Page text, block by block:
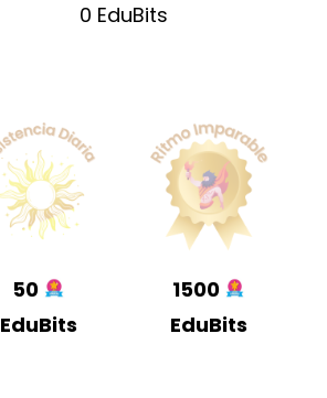
0 EduBits
50
EduBits
1500
EduBits